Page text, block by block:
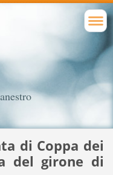
di Coppa dei
del girone di